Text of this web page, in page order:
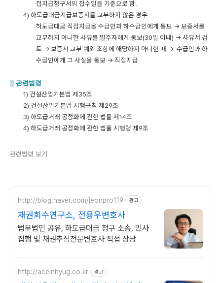
접지급청구서의 접수일을 기준으로 함.
4) 하도급대금지급보증서를 교부하지 않은 경우
하도급대금 직접지급을 수급인과 하수급인에게 통보 → 보증서를
교부하지 아니한 사유를 발주자에게 통보(30일 이내) → 사유서 검
토 → 보증서 교부 예외 조항에 해당하지 아니한 때 → 수급인과 하
수급인에게 그 사실을 통보 → 직접지급
▒ 관련법령
1) 건설산업기본법 제35조
2) 건설산업기본법 시행규칙 제29조
3) 하도급거래 공정화에 관한 법률 제14조
4) 하도급거래 공정화에 관한 법률 시행령 제9조
관련법령 보기
http://blog.naver.com/jeonpro119 광고
채권회수연구소, 전용우변호사
법무법인 공유, 하도급대금 청구 소송, 민사
집행 및 채권추심전문변호사 직접 상담
http://aceinhyug.co.kr 광고